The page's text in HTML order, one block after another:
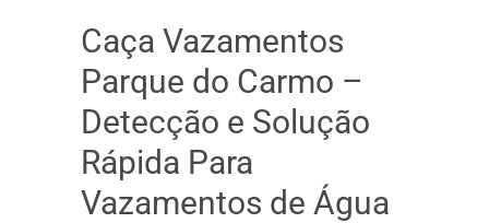
Caça Vazamentos
Parque do Carmo –
Detecção e Solução
Rápida Para
Vazamentos de Água